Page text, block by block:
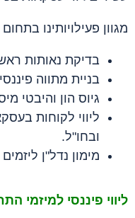
מגוון פעילויותינו
בדיקת נאותות
בניית מתווה
גיוס הון והיבטי
ליווי לקוחות
ובחו"ל.
מימון נדל"ן
ליווי פיננסי למיזמי